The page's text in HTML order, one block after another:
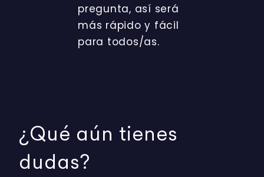
pregunta, así será
más rápido y fácil
para todos/as.
¿Qué aún tienes
dudas?